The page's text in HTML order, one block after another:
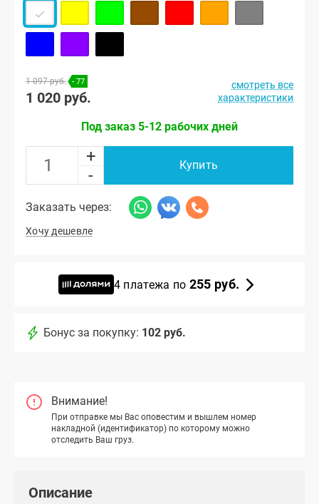
1 097 руб. - 77
1 020 руб.
смотреть все
характеристики
Под заказ 5-12 рабочих дней
+
-
Купить
Заказать через:
Хочу дешевле
4 платежа по 255 руб.
Бонус за покупку: 102 руб.
Внимание!
При отправке мы Вас оповестим и вышлем номер
накладной (идентификатор) по которому можно
отследить Ваш груз.
Описание